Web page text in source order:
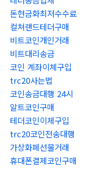
돈현금화최저수수료
컬쳐랜드테더구매
비트코인개인거래
비트대리송금
코인 계좌이체구입
trc20사는법
코인송금대행 24시
알트코인구매
테더코인이체구입
trc20코인전송대행
가상화폐선물거래
휴대폰결제코인구매